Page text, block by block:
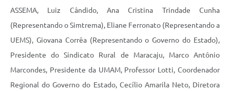
ASSEMA, Luiz Cândido, Ana Cristina Trindade Cunha
(Representando o Simtrema), Eliane Ferronato (Representando a
UEMS), Giovana Corrêa (Representando o Governo do Estado),
Presidente do Sindicato Rural de Maracaju, Marco Antônio
Marcondes, Presidente da UMAM, Professor Lotti, Coordenador
Regional do Governo do Estado, Cecílio Amarila Neto, Diretora